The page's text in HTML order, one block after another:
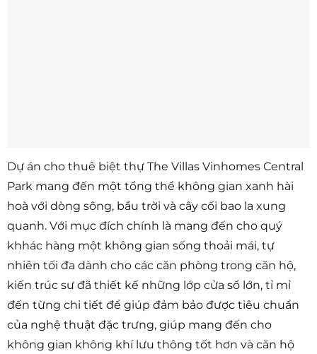
Dự án cho thuê biệt thự The Villas Vinhomes Central
Park mang đến một tổng thể không gian xanh hài
hoà với dòng sông, bầu trời và cây cối bao la xung
quanh. Với mục đích chính là mang đến cho quý
khhác hàng một không gian sống thoải mái, tự
nhiên tối đa dành cho các căn phòng trong căn hộ,
kiến trúc sư đã thiết kế những lớp cửa sổ lớn, tỉ mỉ
đến từng chi tiết để giúp đảm bảo được tiêu chuẩn
của nghệ thuật đặc trưng, giúp mang đến cho
không gian không khí lưu thông tốt hơn và căn hộ